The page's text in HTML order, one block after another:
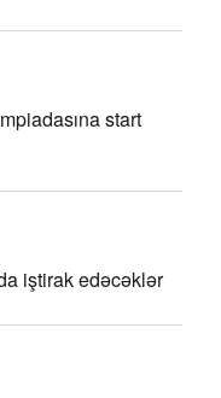
start
iştirak edəcəklər